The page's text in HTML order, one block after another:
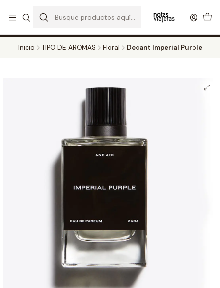
TODOS LOS DECANTS
Inicio TIPO DE AROMAS Floral Decant Imperial Purple